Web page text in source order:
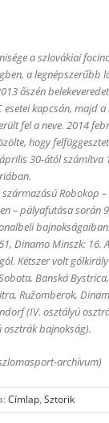
a szlovákiai
a legnépszerűbb
őszén
esetei kapcsán, majd
fel a neve. 2014
hogy
30-ától számítva
Robokop –
– pályafutása során
Dinamo Minszk: 16.
Kétszer volt
Banská
Ružomberok,
(IV. osztályú
osztrák bajnokság).
archívum)
Címlap, Sztorik